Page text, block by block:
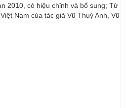
2010, có hiệu chỉnh và bổ sung; Từ
Nam của tác giả Vũ Thuý Anh, Vũ